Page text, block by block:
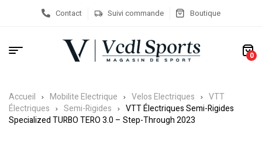
Contact Suivi commande Boutique
0
Accueil Mobilite Electrique Velos Electriques
VTT
Électriques
Semi-Rigides
VTT Électriques Semi-Rigides
Specialized TURBO TERO 3.0 – Step-Through 2023